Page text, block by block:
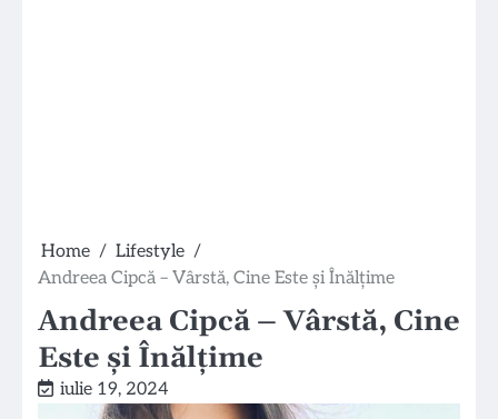
Home
Lifestyle
Andreea Cipcă – Vârstă, Cine Este și Înălțime
Andreea Cipcă – Vârstă, Cine
Este și Înălțime
iulie 19, 2024